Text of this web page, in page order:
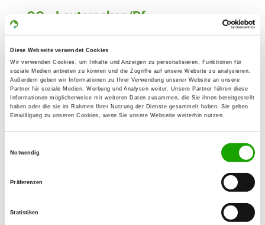
Diese Webseite verwendet Cookies
Wir verwenden Cookies, um Inhalte und Anzeigen zu personalisieren, Funktionen für
soziale Medien anbieten zu können und die Zugriffe auf unsere Website zu analysieren.
Außerdem geben wir Informationen zu Ihrer Verwendung unserer Website an unsere
Partner für soziale Medien, Werbung und Analysen weiter. Unsere Partner führen diese
Informationen möglicherweise mit weiteren Daten zusammen, die Sie ihnen bereitgestellt
haben oder die sie im Rahmen Ihrer Nutzung der Dienste gesammelt haben. Sie geben
Einwilligung zu unseren Cookies, wenn Sie unsere Webseite weiterhin nutzen.
Notwendig
Präferenzen
Statistiken
OG - Lauterecken/Pf.
Details
67744 Lauterecken
OG - Mehlingen
Details
An der Heide 5
67678 Mehlingen
OG - Norheim/Nahe e.V.
55585 Norheim
OG - Olsbrücken und Umgebung e.V.